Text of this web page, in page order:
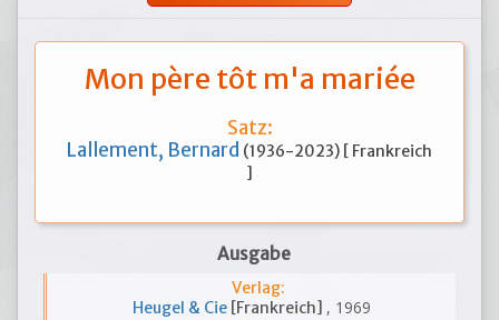
Mon père tôt m'a mariée
Satz:
Lallement, Bernard (1936-2023) [ Frankreich
]
Ausgabe
Verlag:
Heugel & Cie [Frankreich] , 1969